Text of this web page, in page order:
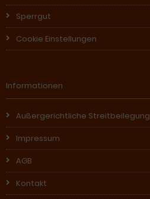
Sperrgut
Cookie Einstellungen
Informationen
Außergerichtliche Streitbeilegung
Impressum
AGB
Kontakt